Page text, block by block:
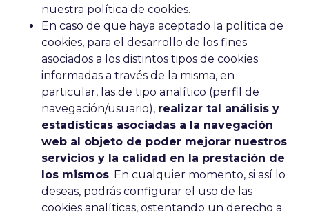
nuestra política de cookies.
En caso de que haya aceptado la política de
cookies, para el desarrollo de los fines
asociados a los distintos tipos de cookies
informadas a través de la misma, en
particular, las de tipo analítico (perfil de
navegación/usuario), realizar tal análisis y
estadísticas asociadas a la navegación
web al objeto de poder mejorar nuestros
servicios y la calidad en la prestación de
los mismos. En cualquier momento, si así lo
deseas, podrás configurar el uso de las
cookies analíticas, ostentando un derecho a